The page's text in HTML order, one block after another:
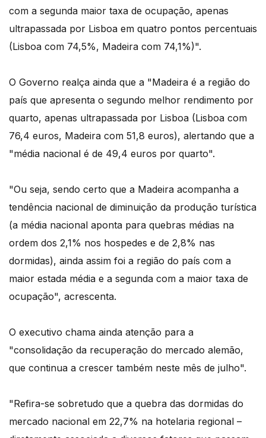
com a segunda maior taxa de ocupação, apenas
ultrapassada por Lisboa em quatro pontos percentuais
(Lisboa com 74,5%, Madeira com 74,1%)".
O Governo realça ainda que a "Madeira é a região do
país que apresenta o segundo melhor rendimento por
quarto, apenas ultrapassada por Lisboa (Lisboa com
76,4 euros, Madeira com 51,8 euros), alertando que a
"média nacional é de 49,4 euros por quarto".
"Ou seja, sendo certo que a Madeira acompanha a
tendência nacional de diminuição da produção turística
(a média nacional aponta para quebras médias na
ordem dos 2,1% nos hospedes e de 2,8% nas
dormidas), ainda assim foi a região do país com a
maior estada média e a segunda com a maior taxa de
ocupação", acrescenta.
O executivo chama ainda atenção para a
"consolidação da recuperação do mercado alemão,
que continua a crescer também neste mês de julho".
"Refira-se sobretudo que a quebra das dormidas do
mercado nacional em 22,7% na hotelaria regional –